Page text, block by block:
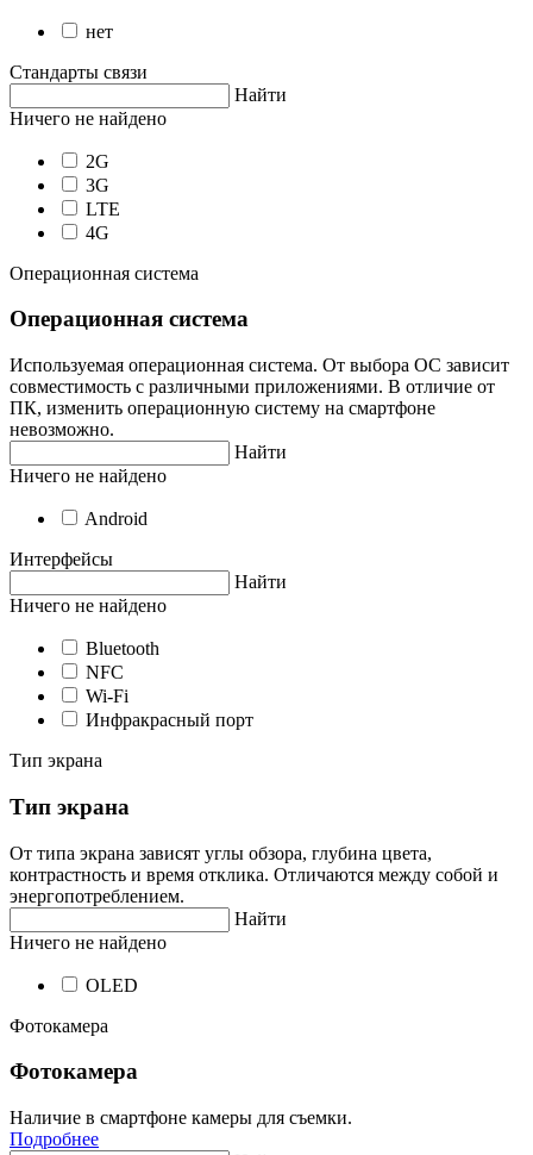
нет
Стандарты связи
Найти
Ничего не найдено
2G
3G
LTE
4G
Операционная система
Операционная система
Используемая операционная система. От выбора ОС зависит
совместимость с различными приложениями. В отличие от
ПК, изменить операционную систему на смартфоне
невозможно.
Найти
Ничего не найдено
Android
Интерфейсы
Найти
Ничего не найдено
Bluetooth
NFC
Wi-Fi
Инфракрасный порт
Тип экрана
Тип экрана
От типа экрана зависят углы обзора, глубина цвета,
контрастность и время отклика. Отличаются между собой и
энергопотреблением.
Найти
Ничего не найдено
OLED
Фотокамера
Фотокамера
Наличие в смартфоне камеры для съемки.
Подробнее